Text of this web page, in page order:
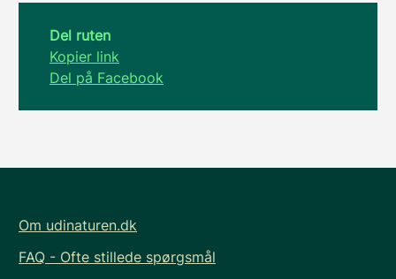
Del ruten
Kopier link
Del på Facebook
Om udinaturen.dk
FAQ - Ofte stillede spørgsmål